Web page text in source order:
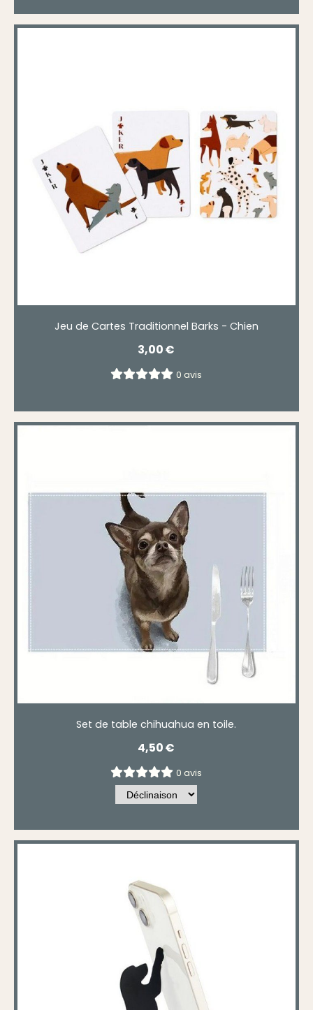
Jeu de Cartes Traditionnel Barks - Chien
3,00€
0 avis
Set de table chihuahua en toile.
4,50€
0 avis